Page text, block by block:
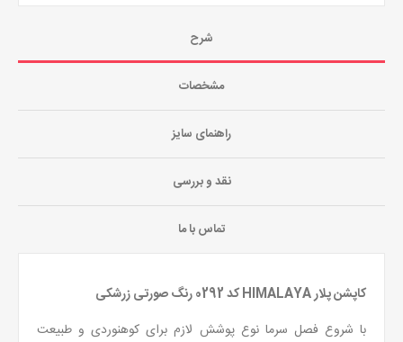
شرح
مشخصات
راهنمای سایز
نقد و بررسی
تماس با ما
کاپشن پلار HIMALAYA کد 0292 رنگ صورتی زرشکی
با شروع فصل سرما نوع پوشش لازم برای کوهنوردی و طبیعت